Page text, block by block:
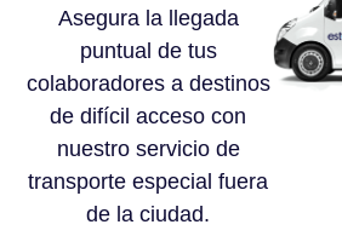
Asegura la llegada
puntual de tus
colaboradores a destinos
de difícil acceso con
nuestro servicio de
transporte especial fuera
de la ciudad.